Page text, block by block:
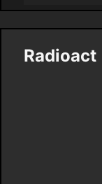
Radioact